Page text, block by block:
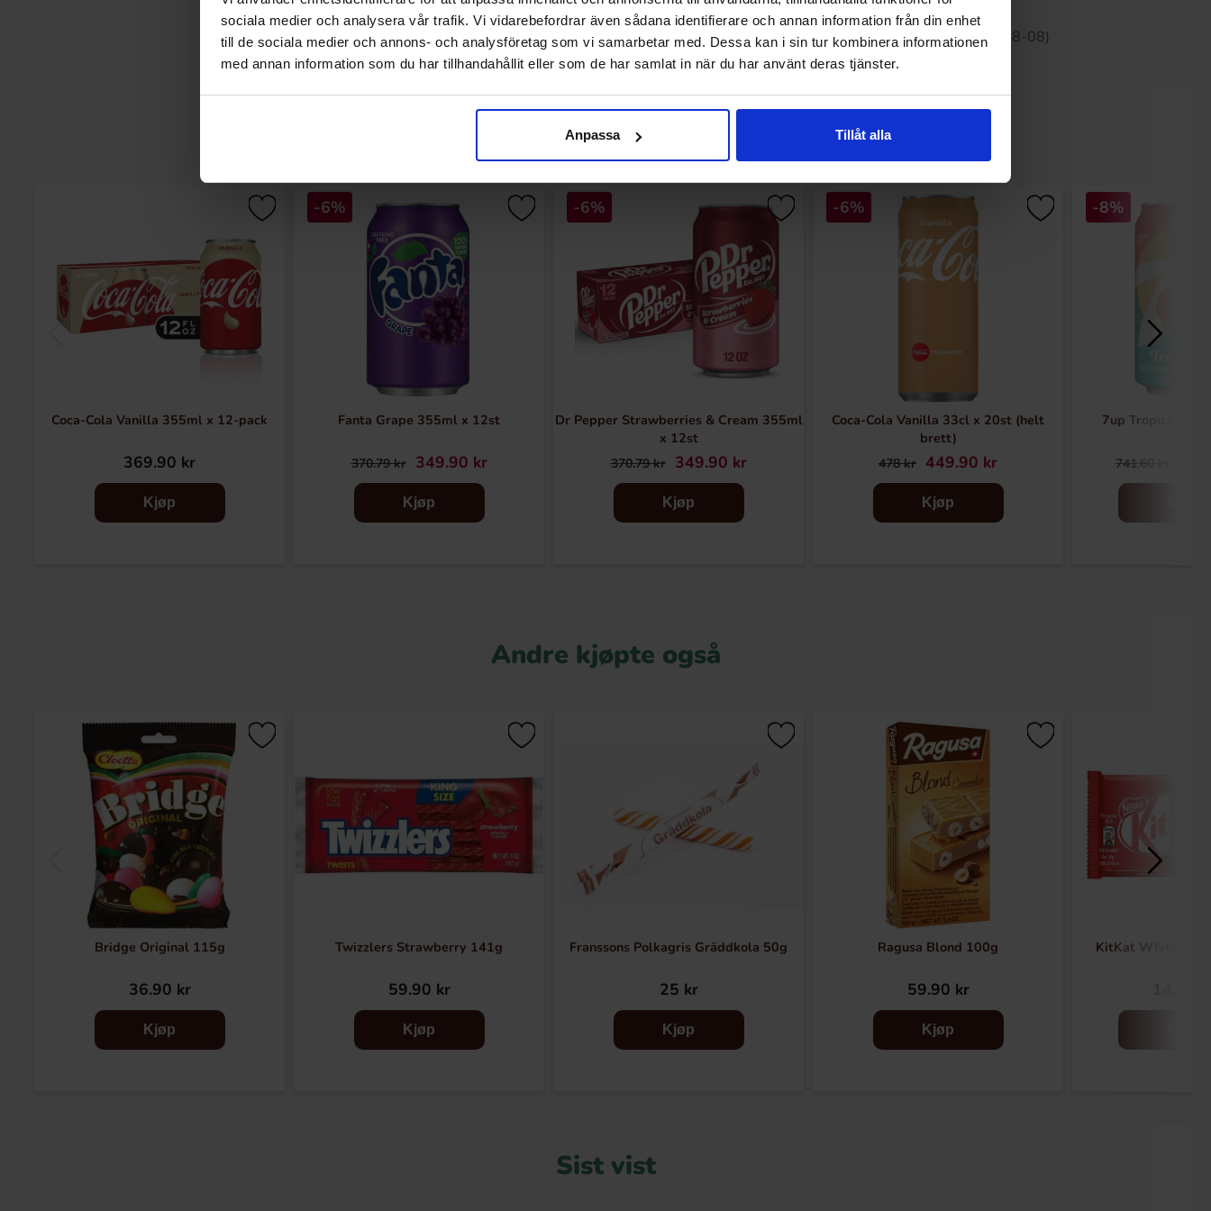
sociala medier och analysera vår trafik. Vi vidarebefordrar även sådana identifierare och annan information från din enhet
till de sociala medier och annons- och analysföretag som vi samarbetar med. Dessa kan i sin tur kombinera informationen
med annan information som du har tillhandahållit eller som de har samlat in när du har använt deras tjänster.
Anpassa Tillåt alla
Laveste pris de siste 30 dagene er 369.90 kr (2026-08-08)
Relaterte produkter
Coca-Cola Vanilla 355ml x 12-pack
369.90 kr
Kjøp
-6%
Fanta Grape 355ml x 12st
370.79 kr 349.90 kr
Kjøp
-6%
Dr Pepper Strawberries & Cream 355ml
x 12st
370.79 kr 349.90 kr
Kjøp
-6%
Coca-Cola Vanilla 33cl x 20st (helt
brett)
478 kr 449.90 kr
Kjøp
-8%
7up Tropical
741.60 kr
Andre kjøpte også
Bridge Original 115g
36.90 kr
Kjøp
Twizzlers Strawberry 141g
59.90 kr
Kjøp
Franssons Polkagris Gräddkola 50g
25 kr
Kjøp
Ragusa Blond 100g
59.90 kr
Kjøp
KitKat White
Sist vist